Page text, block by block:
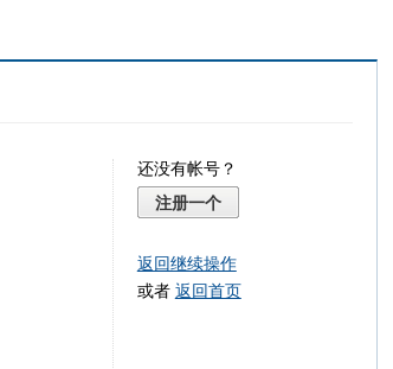
还没有帐号？
注册一个
返回继续操作
或者 返回首页